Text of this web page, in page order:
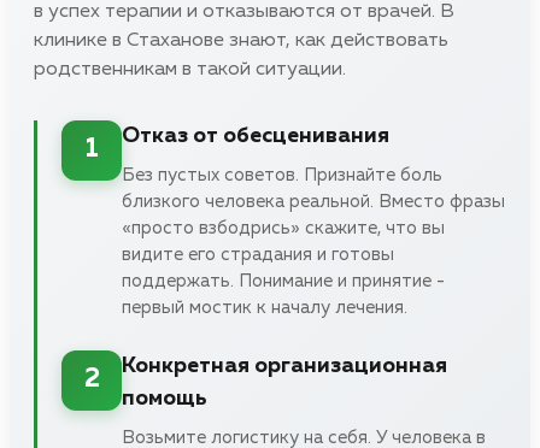
в успех терапии и отказываются от врачей. В
клинике в Стаханове знают, как действовать
родственникам в такой ситуации.
1
Отказ от обесценивания
Без пустых советов. Признайте боль
близкого человека реальной. Вместо фразы
«просто взбодрись» скажите, что вы
видите его страдания и готовы
поддержать. Понимание и принятие -
первый мостик к началу лечения.
2
Конкретная организационная
помощь
Возьмите логистику на себя. У человека в